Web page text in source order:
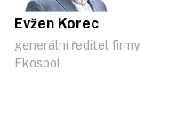
Evžen Korec
generální ředitel firmy
Ekospol